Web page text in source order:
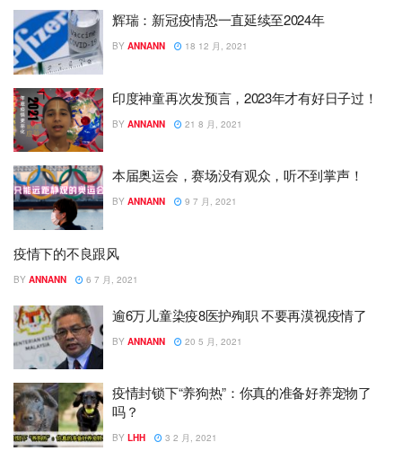
辉瑞：新冠疫情恐一直延续至2024年
BY ANNANN 18 12 月, 2021
印度神童再次发预言，2023年才有好日子过！
BY ANNANN 21 8 月, 2021
本届奥运会，赛场没有观众，听不到掌声！
BY ANNANN 9 7 月, 2021
疫情下的不良跟风
BY ANNANN 6 7 月, 2021
逾6万儿童染疫8医护殉职 不要再漠视疫情了
BY ANNANN 20 5 月, 2021
疫情封锁下“养狗热”：你真的准备好养宠物了
吗？
BY LHH 3 2 月, 2021